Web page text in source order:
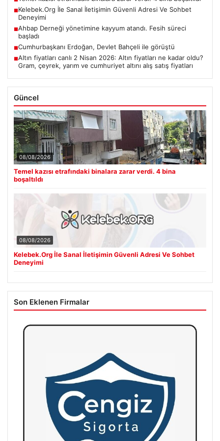
■Kelebek.Org İle Sanal İletişimin Güvenli Adresi Ve Sohbet
Deneyimi
■Ahbap Derneği yönetimine kayyum atandı. Fesih süreci
başladı
■Cumhurbaşkanı Erdoğan, Devlet Bahçeli ile görüştü
■Altın fiyatları canlı 2 Nisan 2026: Altın fiyatları ne kadar oldu?
Gram, çeyrek, yarım ve cumhuriyet altını alış satış fiyatları
Güncel
08/08/2026
Temel kazısı etrafındaki binalara zarar verdi. 4 bina
boşaltıldı
08/08/2026
Kelebek.Org İle Sanal İletişimin Güvenli Adresi Ve Sohbet
Deneyimi
Son Eklenen Firmalar